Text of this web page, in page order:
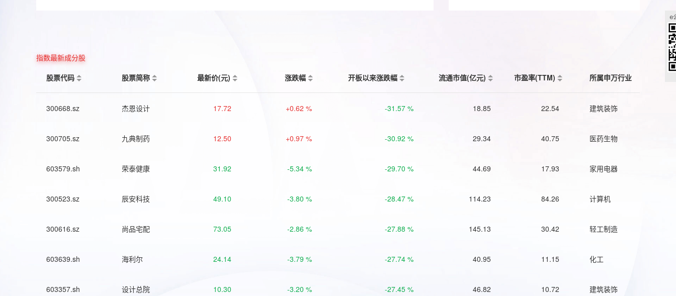
指数最新成分股
股票代码
股票简称 最新价(元) 涨跌幅 开板以来涨跌幅 流通市值(亿元) 市盈率(TTM) 所属申万行业
300668.sz 杰恩设计 17.72 +0.62 % -31.57 % 18.85 22.54 建筑装饰
300705.sz 九典制药 12.50 +0.97 % -30.92 % 29.34 40.75 医药生物
603579.sh 荣泰健康 31.92 -5.34 % -29.70 % 44.69 17.93 家用电器
300523.sz 辰安科技 49.10 -3.80 % -28.47 % 114.23 84.26 计算机
300616.sz 尚品宅配 73.05 -2.86 % -27.88 % 145.13 30.42 轻工制造
603639.sh 海利尔 24.14 -3.79 % -27.74 % 40.95 11.15 化工
603357.sh 设计总院 10.30 -3.20 % -27.45 % 46.82 10.72 建筑装饰